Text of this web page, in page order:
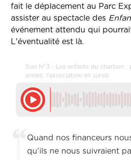
fait le déplacement au Parc
assister au spectacle des
événement attendu qui
L'éventualité est là.
Son N°3 - Les enfants du charbon
année, l'association en sursis
Quand nos financeurs
qu'ils ne nous suivraient